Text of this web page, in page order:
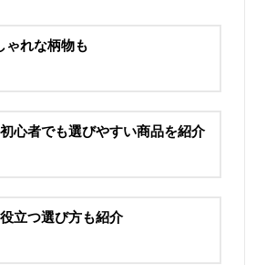
ゃれな柄物も
心者でも選びやすい商品を紹介
立つ選び方も紹介